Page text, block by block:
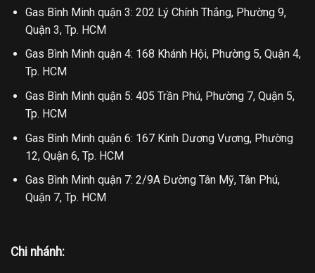
Gas Bình Minh quận 3: 202 Lý Chính Thắng, Phường 9,
Quận 3, Tp. HCM
Gas Bình Minh quận 4: 168 Khánh Hội, Phường 5, Quận 4,
Tp. HCM
Gas Bình Minh quận 5: 405 Trần Phú, Phường 7, Quận 5,
Tp. HCM
Gas Bình Minh quận 6: 167 Kinh Dương Vương, Phường
12, Quận 6, Tp. HCM
Gas Bình Minh quận 7: 2/9A Đường Tân Mỹ, Tân Phú,
Quận 7, Tp. HCM
Chi nhánh: